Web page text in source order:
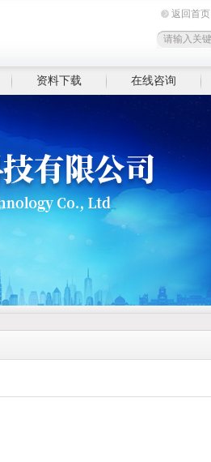
返回首页
资料下载 在线咨询